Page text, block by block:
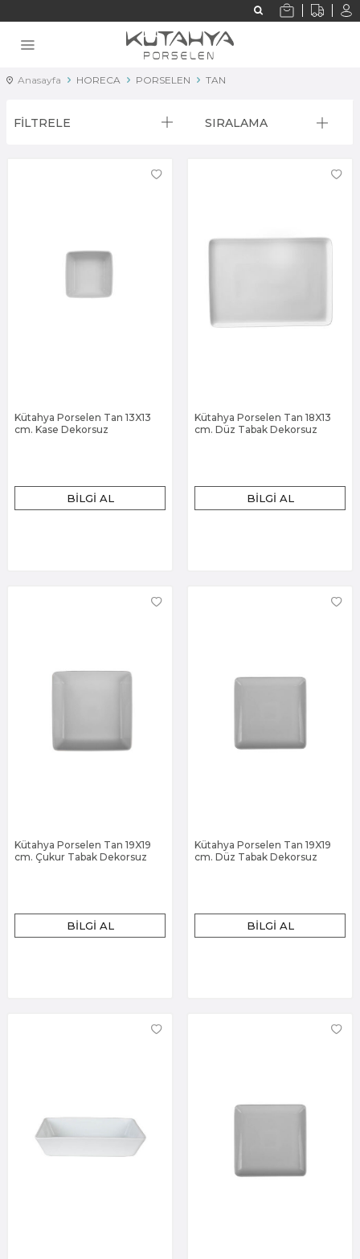
Anasayfa HORECA PORSELEN TAN
FİLTRELE SIRALAMA
Kütahya Porselen Tan 13X13
cm. Kase Dekorsuz
BILGI AL
Kütahya Porselen Tan 18X13
cm. Düz Tabak Dekorsuz
BILGI AL
Kütahya Porselen Tan 19X19
cm. Çukur Tabak Dekorsuz
BILGI AL
Kütahya Porselen Tan 19X19
cm. Düz Tabak Dekorsuz
BILGI AL